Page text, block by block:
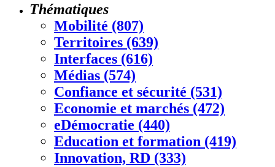
Thématiques
Mobilité (807)
Territoires (639)
Interfaces (616)
Médias (574)
Confiance et sécurité (531)
Economie et marchés (472)
eDémocratie (440)
Education et formation (419)
Innovation, RD (333)